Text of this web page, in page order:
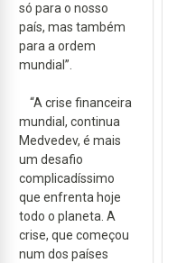
só para o nosso
país, mas também
para a ordem
mundial”.
“A crise financeira
mundial, continua
Medvedev, é mais
um desafio
complicadíssimo
que enfrenta hoje
todo o planeta. A
crise, que começou
num dos países